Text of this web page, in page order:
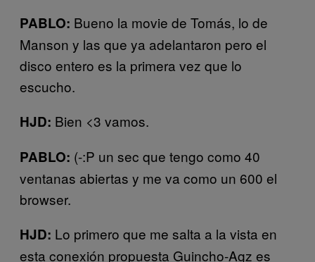
PABLO: Bueno la movie de Tomás, lo de
Manson y las que ya adelantaron pero el
disco entero es la primera vez que lo
escucho.
HJD: Bien <3 vamos.
PABLO: (-:P un sec que tengo como 40
ventanas abiertas y me va como un 600 el
browser.
HJD: Lo primero que me salta a la vista en
esta conexión propuesta Guincho-Agz es